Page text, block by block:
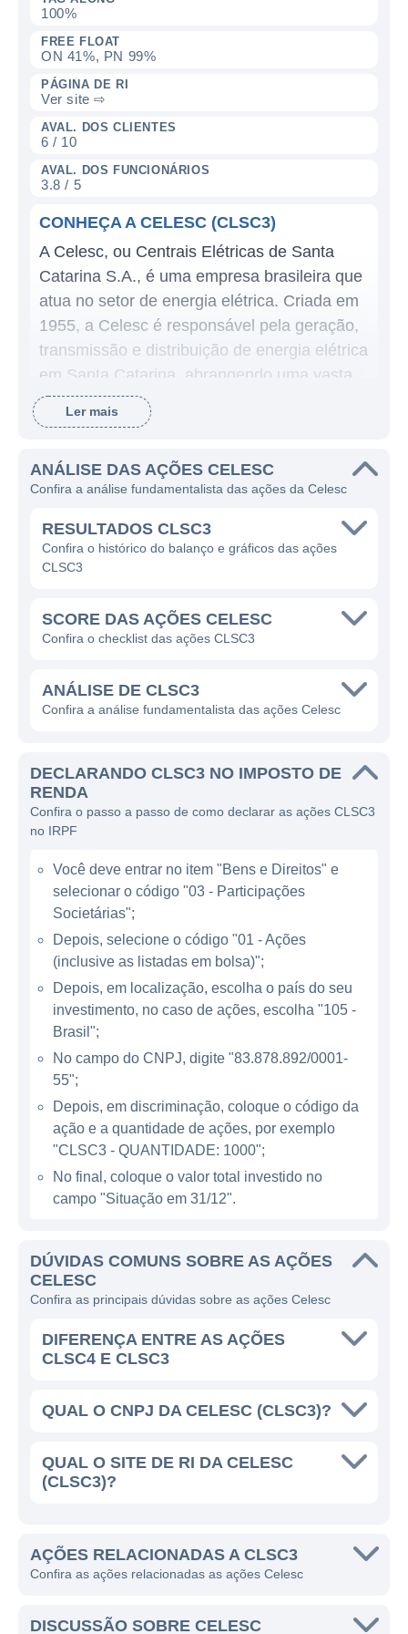
100%
FREE FLOAT
ON 41%, PN 99%
PÁGINA DE RI
Ver site ⇨
AVAL. DOS CLIENTES
6 / 10
AVAL. DOS FUNCIONÁRIOS
3.8 / 5
CONHEÇA A CELESC (CLSC3)
A Celesc, ou Centrais Elétricas de Santa
Catarina S.A., é uma empresa brasileira que
atua no setor de energia elétrica. Criada em
1955, a Celesc é responsável pela geração,
transmissão e distribuição de energia elétrica
em Santa Catarina, abrangendo uma vasta
área do estado. Com o objetivo de garantir a
oferta de energia elétrica de forma confiável
como um dos principais fornecedores de
energia em sua região.
O core business da Celesc é a distribuição
de energia elétrica. A companhia gera receita
consumidores finais, além de negociar
energia com outras distribuidoras e
envolvem a gestão de linhas de transmissão,
subestações e sistemas de distribuição que
fornecimento de energia.
ATUAÇÃO DA CELESC
A Celesc atua em diversas regiões de Santa
Catarina, atendendo tanto centros urbanos
quanto áreas rurais. A empresa possui um
compromisso com o desenvolvimento
regional e do recrutamento de energia,
promovendo a sustentabilidade e a eficiência
energética. Além da distribuição, a Celesc
energia, focando em fontes renováveis, com
a dependência de combustíveis fósseis.
A forte presença da Celesc no estado é um
diferencial, visto que a empresa opera com
um portfólio que inclui a geração de energia
projetos em andamento para impulsionar a
utilização de energia solar. A companhia
possui um papel significativo na promoção
da inclusão energética, buscando ampliar o
acesso à energia elétrica em regiões
A Celesc é considerada uma das principais
empresas do setor elétrico brasileiro e é um
Catarina. A empresa busca sempre se
alinhar às melhores práticas de governança
de adotar uma postura proativa em relação à
Ler mais
ANÁLISE DAS AÇÕES CELESC
Confira a análise fundamentalista das ações da Celesc
RESULTADOS CLSC3
Confira o histórico do balanço e gráficos das ações
CLSC3
SCORE DAS AÇÕES CELESC
Confira o checklist das ações CLSC3
ANÁLISE DE CLSC3
Confira a análise fundamentalista das ações Celesc
DECLARANDO CLSC3 NO IMPOSTO DE
RENDA
Confira o passo a passo de como declarar as ações CLSC3
no IRPF
Você deve entrar no item "Bens e Direitos" e
selecionar o código "03 - Participações
Societárias";
Depois, selecione o código "01 - Ações
(inclusive as listadas em bolsa)";
Depois, em localização, escolha o país do seu
investimento, no caso de ações, escolha "105 -
Brasil";
No campo do CNPJ, digite "83.878.892/0001-
55";
Depois, em discriminação, coloque o código da
ação e a quantidade de ações, por exemplo
"CLSC3 - QUANTIDADE: 1000";
No final, coloque o valor total investido no
campo "Situação em 31/12".
DÚVIDAS COMUNS SOBRE AS AÇÕES
CELESC
Confira as principais dúvidas sobre as ações Celesc
DIFERENÇA ENTRE AS AÇÕES
CLSC4 E CLSC3
QUAL O CNPJ DA CELESC (CLSC3)?
QUAL O SITE DE RI DA CELESC
(CLSC3)?
AÇÕES RELACIONADAS A CLSC3
Confira as ações relacionadas as ações Celesc
DISCUSSÃO SOBRE CELESC